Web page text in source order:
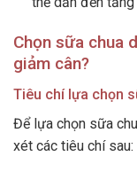
Chọn sữa chua
giảm cân?
Tiêu chí lựa chọn
Để lựa chọn sữa
xét các tiêu chí sau: